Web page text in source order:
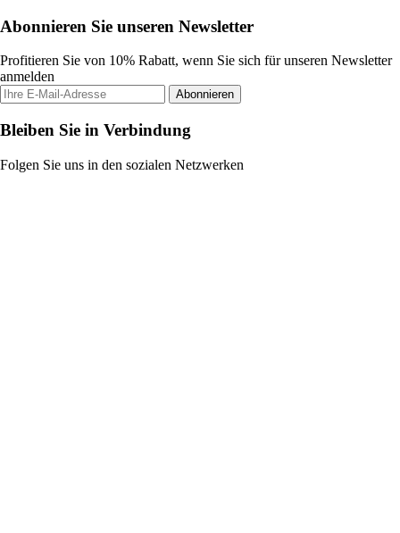
Abonnieren Sie unseren Newsletter
Profitieren Sie von 10% Rabatt, wenn Sie sich für unseren Newsletter
anmelden
Abonnieren
Bleiben Sie in Verbindung
Folgen Sie uns in den sozialen Netzwerken